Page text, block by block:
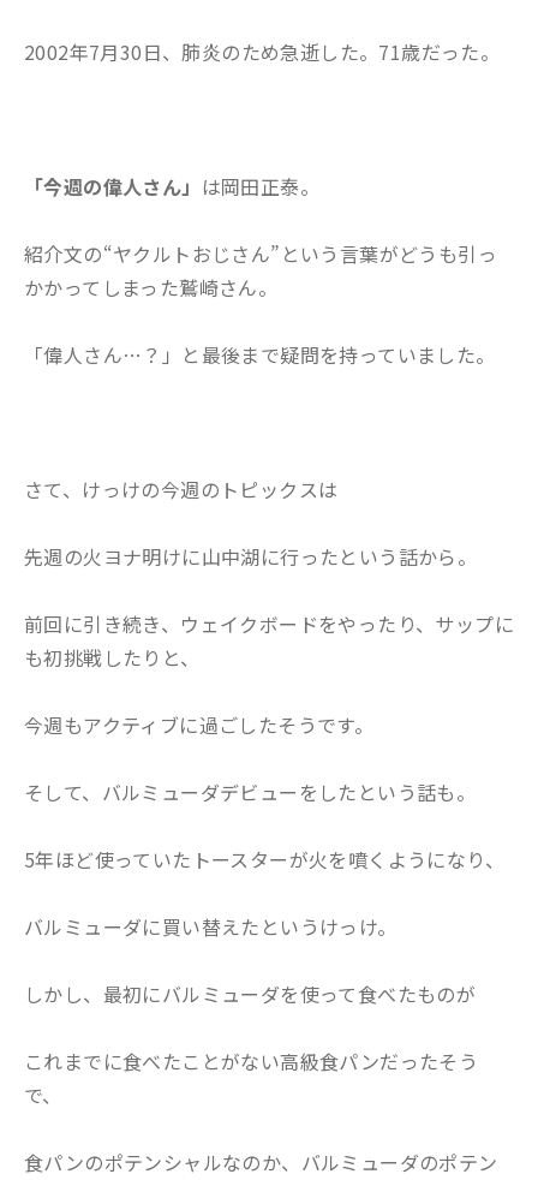
2002年7月30日、肺炎のため急逝した。71歳だった。
「今週の偉人さん」 は岡田正泰。
紹介文の“ヤクルトおじさん”という言葉がどうも引っ
かかってしまった鷲崎さん。
「偉人さん…？」と最後まで疑問を持っていました。
さて、けっけの今週のトピックスは
先週の火ヨナ明けに山中湖に行ったという話から。
前回に引き続き、ウェイクボードをやったり、サップに
も初挑戦したりと、
今週もアクティブに過ごしたそうです。
そして、バルミューダデビューをしたという話も。
5年ほど使っていたトースターが火を噴くようになり、
バルミューダに買い替えたというけっけ。
しかし、最初にバルミューダを使って食べたものが
これまでに食べたことがない高級食パンだったそう
で、
食パンのポテンシャルなのか、バルミューダのポテン